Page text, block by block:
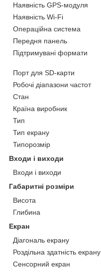
Наявність GPS-модуля
Наявність Wi-Fi
Операційна система
Передня панель
Підтримувані формати
Порт для SD-карти
Робочі діапазони частот
Стан
Країна виробник
Тип
Тип екрану
Типорозмір
Входи і виходи
Входи і виходи
Габаритні розміри
Висота
Глибина
Екран
Діагональ екрану
Роздільна здатність екрану
Сенсорний екран